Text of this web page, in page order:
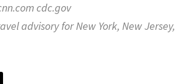
cdc.gov
advisory for New York, New